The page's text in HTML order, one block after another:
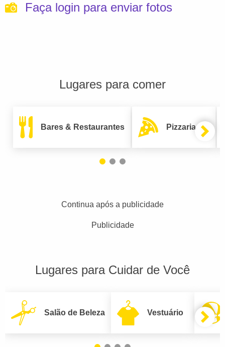
Faça login para enviar fotos
Lugares para comer
Bares & Restaurantes Pizzarias
Continua após a publicidade
Publicidade
Lugares para Cuidar de Você
Salão de Beleza Vestuário